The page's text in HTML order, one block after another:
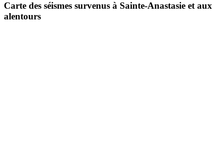
Carte des séismes survenus à Sainte-Anastasie et aux
alentours